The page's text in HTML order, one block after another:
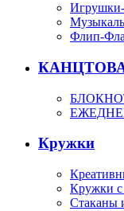
Флип-
Кружки
Кружки
Стаканы